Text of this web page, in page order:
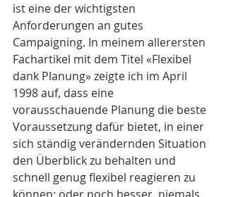
ist eine der wichtigsten
Anforderungen an gutes
Campaigning. In meinem allerersten
Fachartikel mit dem Titel «Flexibel
dank Planung» zeigte ich im April
1998 auf, dass eine
vorausschauende Planung die beste
Voraussetzung dafür bietet, in einer
sich ständig verändernden Situation
den Überblick zu behalten und
schnell genug flexibel reagieren zu